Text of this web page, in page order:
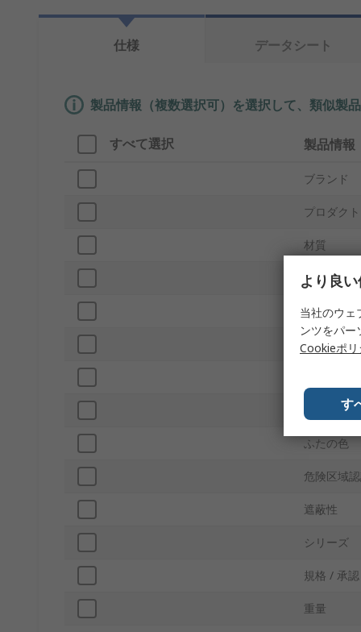
仕様 データシート
製品情報（複数選択可）を選択して、類似製
すべて選択 製品情報
ブランド
プロダク
材質
外部高さ
内部幅
外部幅
ふたの色
危険区域
遮蔽性
シリーズ
規格 / 承認
重量
より良
当社のウェ
ンツをパ
Cookieポリ
す